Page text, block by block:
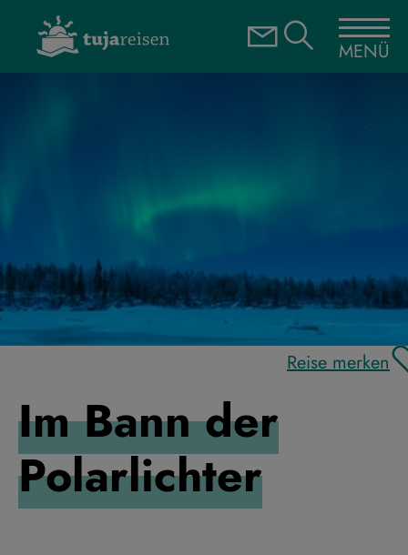
MENÜ
Reise merken
Im Bann der
Polarlichter